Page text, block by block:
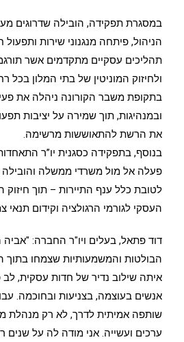
במסגרת תפקידה, הובילה שדרוגים
הניהול, פיתחה מנגנוני שירות
תהליכים עסקיים מתקדמים אשר
ולחיזוק המוניטין של בתי המלון בכל
בתקופת משבר הקורונה ניהלה את
ובמנהיגות, תוך שמירה על יציבות
את הרשת להתאוששות מרשימה.
בנוסף, בתפקידה כסגנית יו”ר
פעלה אל מול משרדי ממשלה והובילה
לטובת כלל ענף התיירות – תוך חיזוק
העסקי לגורמי הרגולציה וקידום תנאי
דוד פתאל, בעלים ויו"ר החברה:
הבולטות והמשמעותיות שצמחו בתוך
איתה שילוב נדיר של חדות עסקית, לב
אנשים בעוצמה, בצניעות ובחוכמה.
שותפה אמיתית לדרך, לא רק מנהלת
ערכים ועשייה. אני מודה לה על שנים